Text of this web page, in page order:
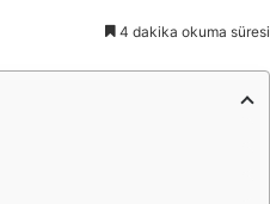
4 dakika okuma süresi